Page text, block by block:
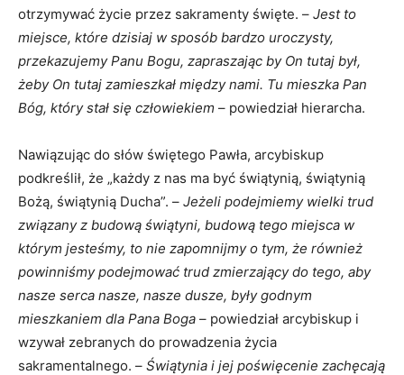
otrzymywać życie przez sakramenty święte. – Jest to
miejsce, które dzisiaj w sposób bardzo uroczysty,
przekazujemy Panu Bogu, zapraszając by On tutaj był,
żeby On tutaj zamieszkał między nami. Tu mieszka Pan
Bóg, który stał się człowiekiem – powiedział hierarcha.
Nawiązując do słów świętego Pawła, arcybiskup
podkreślił, że „każdy z nas ma być świątynią, świątynią
Bożą, świątynią Ducha”. – Jeżeli podejmiemy wielki trud
związany z budową świątyni, budową tego miejsca w
którym jesteśmy, to nie zapomnijmy o tym, że również
powinniśmy podejmować trud zmierzający do tego, aby
nasze serca nasze, nasze dusze, były godnym
mieszkaniem dla Pana Boga – powiedział arcybiskup i
wzywał zebranych do prowadzenia życia
sakramentalnego. – Świątynia i jej poświęcenie zachęcają